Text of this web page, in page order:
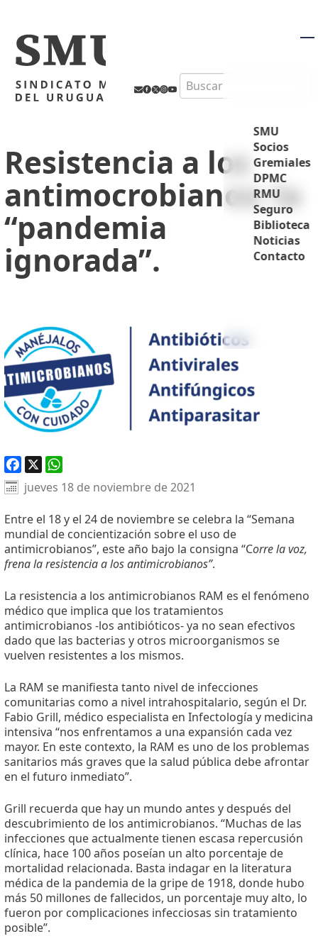
Search
SMU
Socios
Gremiales
DPMC
RMU
Seguro
Biblioteca
Noticias
Contacto
Resistencia a los
antimocrobianos: la
“pandemia
ignorada”.
Facebook
X WhatsApp
jueves 18 de noviembre de 2021
Entre el 18 y el 24 de noviembre se celebra la “Semana
mundial de concientización sobre el uso de
antimicrobianos”, este año bajo la consigna “Corre la voz,
frena la resistencia a los antimicrobianos”.
La resistencia a los antimicrobianos RAM es el fenómeno
médico que implica que los tratamientos
antimicrobianos -los antibióticos- ya no sean efectivos
dado que las bacterias y otros microorganismos se
vuelven resistentes a los mismos.
La RAM se manifiesta tanto nivel de infecciones
comunitarias como a nivel intrahospitalario, según el Dr.
Fabio Grill, médico especialista en Infectología y medicina
intensiva “nos enfrentamos a una expansión cada vez
mayor. En este contexto, la RAM es uno de los problemas
sanitarios más graves que la salud pública debe afrontar
en el futuro inmediato”.
Grill recuerda que hay un mundo antes y después del
descubrimiento de los antimicrobianos. “Muchas de las
infecciones que actualmente tienen escasa repercusión
clínica, hace 100 años poseían un alto porcentaje de
mortalidad relacionada. Basta indagar en la literatura
médica de la pandemia de la gripe de 1918, donde hubo
más 50 millones de fallecidos, un porcentaje muy alto, lo
fueron por complicaciones infecciosas sin tratamiento
posible”.